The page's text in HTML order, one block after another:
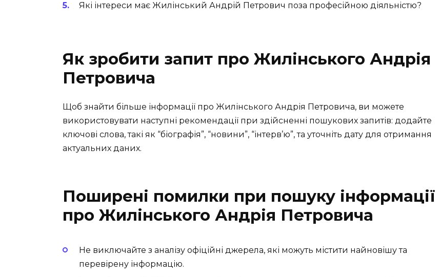
Які інтереси має Жилінський Андрій Петрович поза професійною діяльністю?
Як зробити запит про Жилінського Андрія
Петровича
Щоб знайти більше інформації про Жилінського Андрія Петровича, ви можете
використовувати наступні рекомендації при здійсненні пошукових запитів: додайте
ключові слова, такі як “біографія”, “новини”, “інтерв’ю”, та уточніть дату для отримання
актуальних даних.
Поширені помилки при пошуку інформації
про Жилінського Андрія Петровича
Не виключайте з аналізу офіційні джерела, які можуть містити найновішу та
перевірену інформацію.